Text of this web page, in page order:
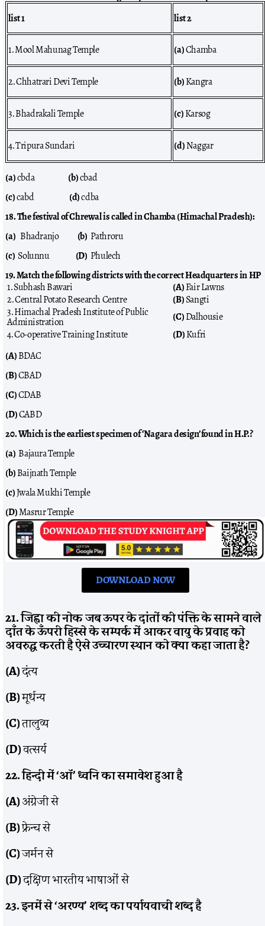
list 1
list 2
1. Mool Mahunag Temple (a)Chamba
2. Chhatrari Devi Temple (b)Kangra
3. Bhadrakali Temple (c)Karsog
4. Tripura Sundari (d)Naggar
(a)cbda (b)cbad
(c)cabd (d)cdba
18. The festival of Chrewal is called in Chamba (Himachal Pradesh):
(a) Bhadranjo (b) Pathroru
(c) Solunnu (D) Phulech
19. Match the following districts with the correct Headquarters in HP
1. Subhash Bawari
(A)Fair Lawns
2. Central Potato Research Centre
(B)Sangti
3. Himachal Pradesh Institute of Public
Administration (C)Dalhousie
4. Co-operative Training Institute
(D)Kufri
(A)BDAC
(B)CBAD
(C)CDAB
(D)CABD
20. Which is the earliest specimen of ‘Nagara design’ found in H.P.?
(a) Bajaura Temple
(b)Baijnath Temple
(c)Jwala Mukhi Temple
(D)Masrur Temple
DOWNLOAD NOW
21. जिह्वा की नोक जब ऊपर के दांतों की पंक्ति के सामने वाले
दाँत के ऊँपरी हिस्से के सम्पर्क में आकर वायु के प्रवाह को
अवरुद्ध करती है ऐसे उच्चारण स्थान को क्या कहा जाता है?
(A)दंत्य
(B)मूर्धन्य
(C)तालुव्य
(D)वत्सर्य
22. हिन्दी में ‘ऑ’ ध्वनि का समावेश हुआ है
(A)अंग्रेजी से
(B)फ्रेन्च से
(C)जर्मन से
(D)दक्षिण भारतीय भाषाओं से
23. इनमें से ‘अरण्य’ शब्द का पर्यायवाची शब्द है